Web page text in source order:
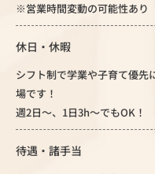
※営業時間変動の可能性あり
休日・休暇
シフト制で学業や子育て優先
場です！
週2日～、1日3h～でもOK！
待遇・諸手当